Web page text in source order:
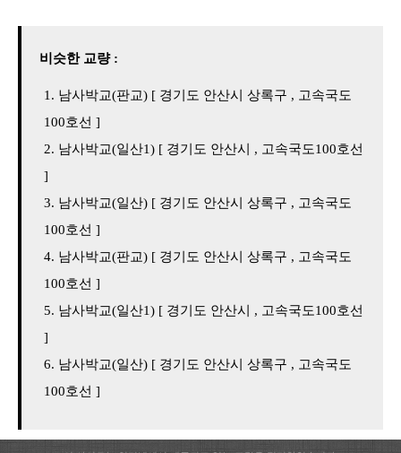
비슷한 교량 :
남사박교(판교) [ 경기도 안산시 상록구 , 고속국도
100호선 ]
남사박교(일산1) [ 경기도 안산시 , 고속국도100호선
]
남사박교(일산) [ 경기도 안산시 상록구 , 고속국도
100호선 ]
남사박교(판교) [ 경기도 안산시 상록구 , 고속국도
100호선 ]
남사박교(일산1) [ 경기도 안산시 , 고속국도100호선
]
남사박교(일산) [ 경기도 안산시 상록구 , 고속국도
100호선 ]